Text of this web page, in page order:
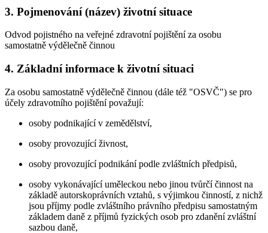
3. Pojmenování (název) životní situace
Odvod pojistného na veřejné zdravotní pojištění za osobu
samostatně výdělečně činnou
4. Základní informace k životní situaci
Za osobu samostatně výdělečně činnou (dále též "OSVČ") se pro
účely zdravotního pojištění považují:
osoby podnikající v zemědělství,
osoby provozující živnost,
osoby provozující podnikání podle zvláštních předpisů,
osoby vykonávající uměleckou nebo jinou tvůrčí činnost na
základě autorskoprávních vztahů, s výjimkou činností, z nichž
jsou příjmy podle zvláštního právního předpisu samostatným
základem daně z příjmů fyzických osob pro zdanění zvláštní
sazbou daně,